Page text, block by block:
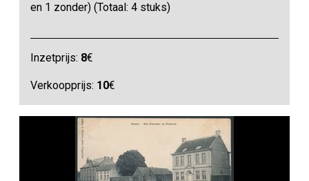
en 1 zonder) (Totaal: 4 stuks)
Inzetprijs: 8€
Verkoopprijs: 10€